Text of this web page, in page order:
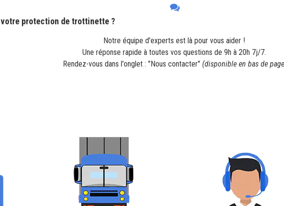
votre protection de trottinette ?
Notre équipe d'experts est là pour vous aider !
Une réponse rapide à toutes vos questions de 9h à 20h 7j/7.
Rendez-vous dans l'onglet : "Nous contacter" (disponible en bas de